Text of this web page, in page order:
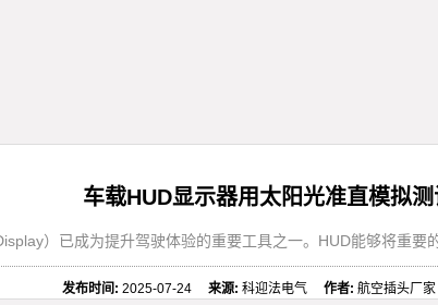
车载HUD显示器用太阳光准直模拟
）已成为提升驾驶体验的重要工具之一。HUD能够将重要
发布时间: 2025-07-24来源: 科迎法电气作者: 航空插头厂